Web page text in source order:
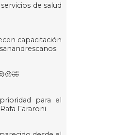
de salud
capacitación
para el
Fararoni